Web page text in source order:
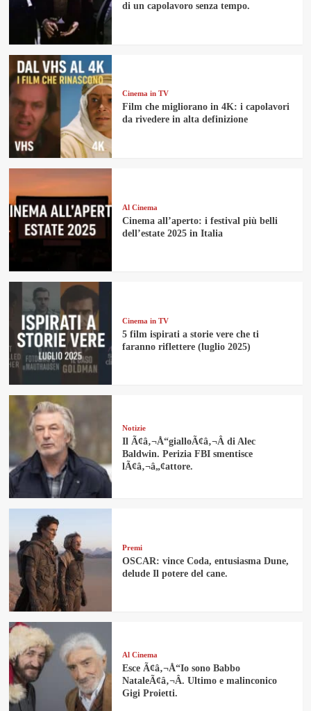
di un capolavoro senza tempo.
Cinema in TV
Film che migliorano in 4K: i capolavori
da rivedere in alta definizione
Al Cinema
Cinema all’aperto: i festival più belli
dell’estate 2025 in Italia
Cinema in TV
5 film ispirati a storie vere che ti
faranno riflettere (luglio 2025)
Notizie
Il Ã¢â‚¬Å“gialloÃ¢â‚¬Â di Alec
Baldwin. Perizia FBI smentisce
lÃ¢â‚¬â„¢attore.
Premi
OSCAR: vince Coda, entusiasma Dune,
delude Il potere del cane.
Al Cinema
Esce Ã¢â‚¬Å“Io sono Babbo
NataleÃ¢â‚¬Â. Ultimo e malinconico
Gigi Proietti.